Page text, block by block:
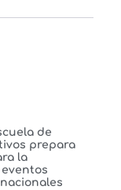
de
prepara
la